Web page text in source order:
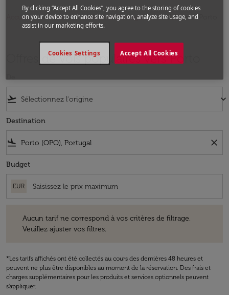
Accueil Vols Vols pour Portugal Vols pour Porto
Offres de vols populaires vers Porto
flight_takeoff keyboard_arrow_down
Destination
flight_land close
Budget
EUR
Aucun tarif ne correspond à vos critères de filtrage.
Veuillez ajuster vos filtres.
*Les tarifs affichés ont été collectés au cours des dernières 48 heures et
peuvent ne plus être disponibles au moment de la réservation. Des frais et
charges supplémentaires pour les produits et services optionnels peuvent
s'appliquer.
By clicking “Accept All Cookies”, you agree to the storing of cookies
on your device to enhance site navigation, analyze site usage, and
assist in our marketing efforts.
Accept All Cookies
Cookies Settings